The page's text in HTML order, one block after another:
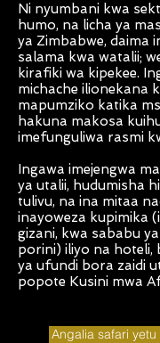
Ni nyumbani kwa
humo, na licha ya
ya Zimbabwe, daima
salama kwa watalii;
kirafiki wa kipekee.
michache ilionekana
mapumziko katika
hakuna makosa
imefunguliwa rasmi
Ingawa imejengwa
ya utalii, hudumisha
tulivu, na ina mitaa
inayoweza kupimika
gizani, kwa sababu
porini) iliyo na hoteli,
ya ufundi bora zaidi
popote Kusini mwa
Angalia safari yetu